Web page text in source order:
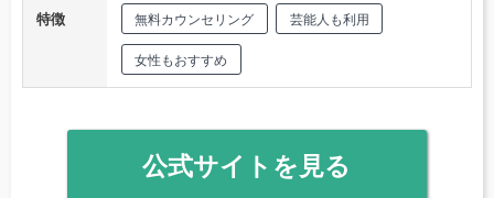
特徴 無料カウンセリング 芸能人も利用
女性もおすすめ
公式サイトを見る